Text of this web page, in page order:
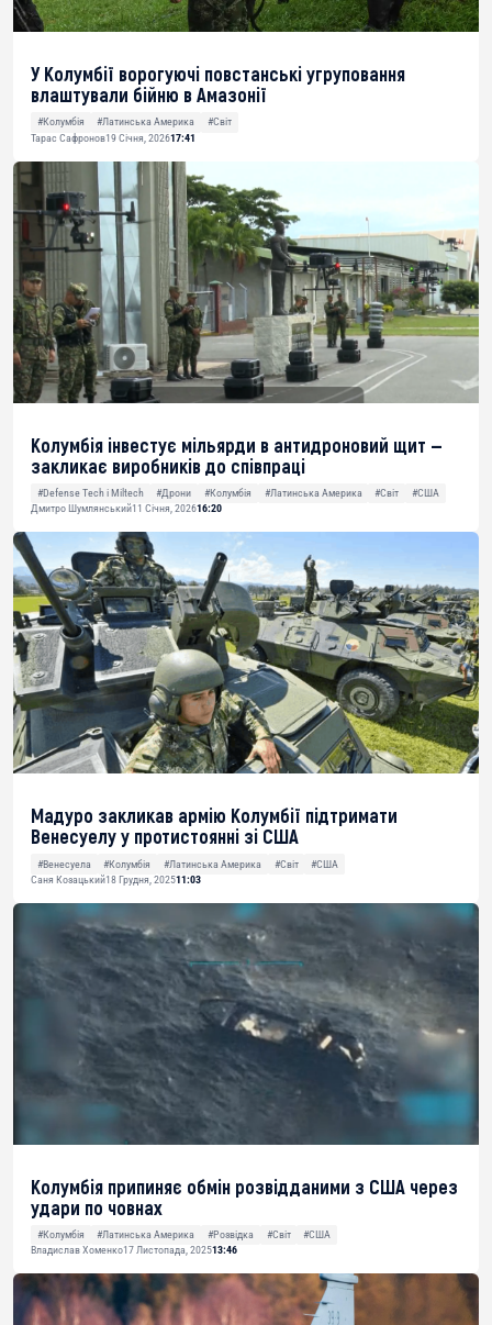
У Колумбії ворогуючі повстанські угруповання
влаштували бійню в Амазонії
#Колумбія #Латинська Америка
#Світ
Тарас Сафронов19 Січня, 202617:41
Колумбія інвестує мільярди в антидроновий щит —
закликає виробників до співпраці
#Defense Tech і Miltech #Дрони #Колумбія #Латинська Америка #Світ
#США
Дмитро Шумлянський11 Січня, 202616:20
Мадуро закликав армію Колумбії підтримати
Венесуелу у протистоянні зі США
#Венесуела #Колумбія #Латинська Америка #Світ
#США
Саня Козацький18 Грудня, 202511:03
Колумбія припиняє обмін розвідданими з США через
удари по човнах
#Колумбія #Латинська Америка #Розвідка #Світ
#США
Владислав Хоменко17 Листопада, 202513:46